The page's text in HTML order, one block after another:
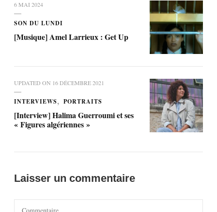
6 MAI 2024
SON DU LUNDI
[Musique] Amel Larrieux : Get Up
UPDATED ON 16 DÉCEMBRE 2021
INTERVIEWS PORTRAITS
[Interview] Halima Guerroumi et ses
« Figures algériennes »
Laisser un commentaire